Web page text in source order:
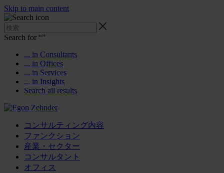
Skip to main content
Search for “”
... in Consultants
... in Offices
... in Services
... in Insights
Search all results
コンサルティング内容
ファンクション
産業・セクター
コンサルタント
オフィス